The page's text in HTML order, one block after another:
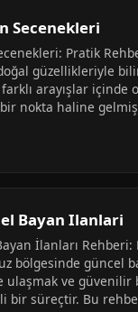
Secenekleri
Pratik
güzellikleriyle
arayışlar içinde
nokta haline
Bayan Ilanlari
İlanları Rehberi:
bölgesinde güncel
ulaşmak ve
bir süreçtir. Bu